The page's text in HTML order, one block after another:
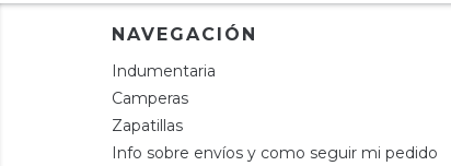
NAVEGACIÓN
Indumentaria
Camperas
Zapatillas
Info sobre envíos y como seguir mi pedido